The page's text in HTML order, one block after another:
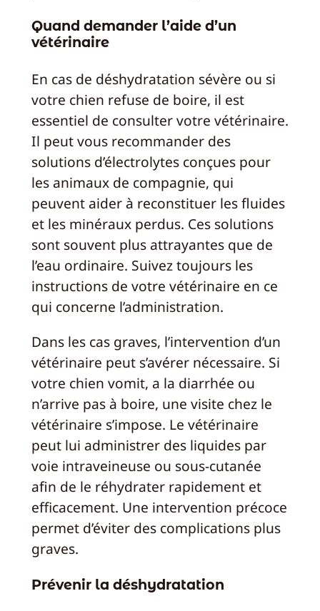
Quand demander l’aide d’un
vétérinaire
En cas de déshydratation sévère ou si
votre chien refuse de boire, il est
essentiel de consulter votre vétérinaire.
Il peut vous recommander des
solutions d’électrolytes conçues pour
les animaux de compagnie, qui
peuvent aider à reconstituer les fluides
et les minéraux perdus. Ces solutions
sont souvent plus attrayantes que de
l’eau ordinaire. Suivez toujours les
instructions de votre vétérinaire en ce
qui concerne l’administration.
Dans les cas graves, l’intervention d’un
vétérinaire peut s’avérer nécessaire. Si
votre chien vomit, a la diarrhée ou
n’arrive pas à boire, une visite chez le
vétérinaire s’impose. Le vétérinaire
peut lui administrer des liquides par
voie intraveineuse ou sous-cutanée
afin de le réhydrater rapidement et
efficacement. Une intervention précoce
permet d’éviter des complications plus
graves.
Prévenir la déshydratation